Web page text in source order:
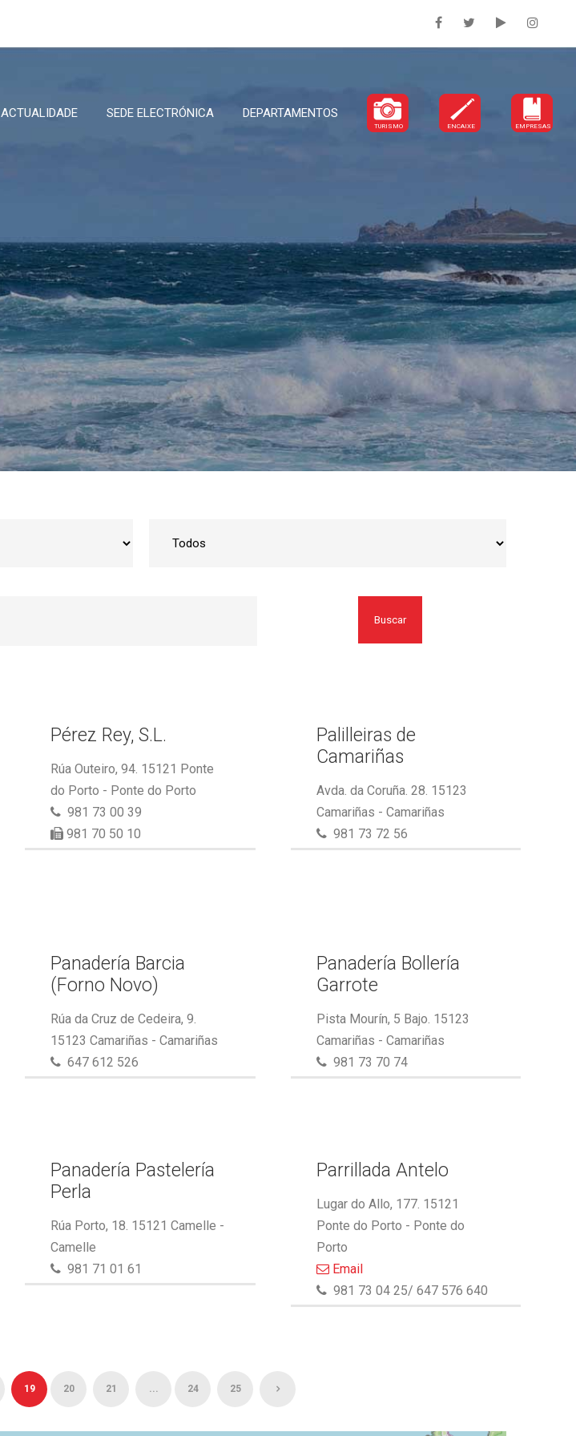
ACTUALIDADE SEDE ELECTRÓNICA DEPARTAMENTOS
TURISMO ENCAIXE EMPRESAS
Buscar
Pérez Rey, S.L.
Rúa Outeiro, 94. 15121 Ponte
do Porto - Ponte do Porto
981 73 00 39
981 70 50 10
Palilleiras de
Camariñas
Avda. da Coruña. 28. 15123
Camariñas - Camariñas
981 73 72 56
Panadería Barcia
(Forno Novo)
Rúa da Cruz de Cedeira, 9.
15123 Camariñas - Camariñas
647 612 526
Panadería Bollería
Garrote
Pista Mourín, 5 Bajo. 15123
Camariñas - Camariñas
981 73 70 74
Panadería Pastelería
Perla
Rúa Porto, 18. 15121 Camelle -
Camelle
981 71 01 61
Parrillada Antelo
Lugar do Allo, 177. 15121
Ponte do Porto - Ponte do
Porto
Email
981 73 04 25/ 647 576 640
19 20 21 ... 24 25